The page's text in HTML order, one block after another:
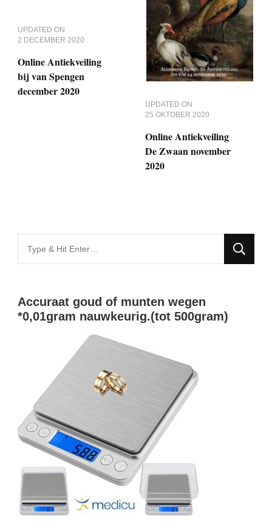
UPDATED ON
2 DECEMBER 2020
Online Antiekveiling
bij van Spengen
december 2020
UPDATED ON
25 OKTOBER 2020
Online Antiekveiling
De Zwaan november
2020
for
Accuraat goud of munten wegen
*0,01gram nauwkeurig.(tot 500gram)